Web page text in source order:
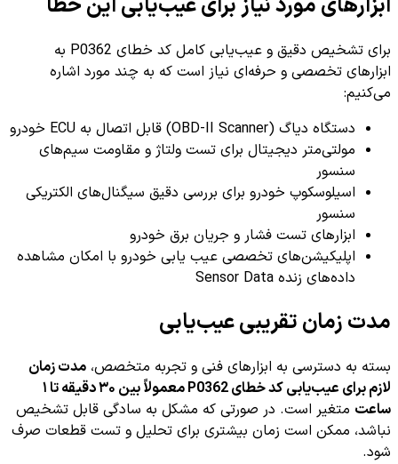
برای تشخیص دقیق و عیب‌یابی کامل کد خطای P0362 به
ابزارهای تخصصی و حرفه‌ای نیاز است که به چند مورد اشاره
می‌کنیم:
دستگاه دیاگ (OBD-II Scanner) قابل اتصال به ECU خودرو
مولتی‌متر دیجیتال برای تست ولتاژ و مقاومت سیم‌های
سنسور
اسیلوسکوپ خودرو برای بررسی دقیق سیگنال‌های الکتریکی
سنسور
ابزارهای تست فشار و جریان برق خودرو
اپلیکیشن‌های تخصصی عیب یابی خودرو با امکان مشاهده
داده‌های زنده Sensor Data
مدت زمان تقریبی عیب‌یابی
بسته به دسترسی به ابزارهای فنی و تجربه متخصص، مدت زمان
لازم برای عیب‌یابی کد خطای P0362 معمولاً بین ۳۰ دقیقه تا ۱
ساعت متغیر است. در صورتی که مشکل به سادگی قابل تشخیص
نباشد، ممکن است زمان بیشتری برای تحلیل و تست قطعات صرف
شود.